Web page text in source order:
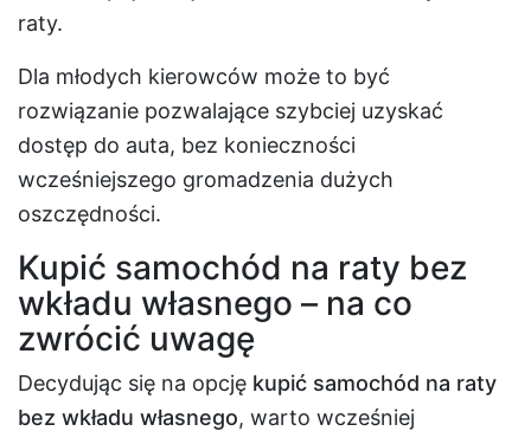
raty.
Dla młodych kierowców może to być
rozwiązanie pozwalające szybciej uzyskać
dostęp do auta, bez konieczności
wcześniejszego gromadzenia dużych
oszczędności.
Kupić samochód na raty bez
wkładu własnego – na co
zwrócić uwagę
Decydując się na opcję kupić samochód na raty
bez wkładu własnego, warto wcześniej